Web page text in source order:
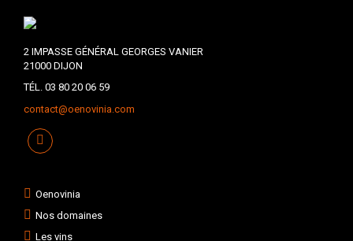
2 IMPASSE GÉNÉRAL GEORGES VANIER
21000 DIJON
TÉL. 03 80 20 06 59
contact@oenovinia.com
Oenovinia
Nos domaines
Les vins